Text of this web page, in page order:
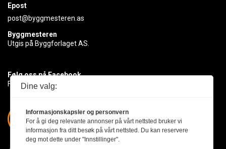
Epost
post@byggmesteren.as
Byggmesteren
Utgis på Byggforlaget AS.
Følg oss på Facebook
Få med deg det siste innen byggebransjen
Dine valg:
Informasjonskapsler og personvern
For å gi deg relevante annonser på vårt nettsted bruker vi
informasjon fra ditt besøk på vårt nettsted. Du kan reservere
deg mot dette under "Innstillinger".